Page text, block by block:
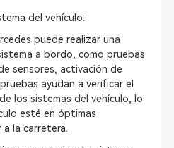
del vehículo:
puede realizar una
a bordo, como pruebas
sensores, activación de
ayudan a verificar el
los sistemas del vehículo, lo
esté en óptimas
la carretera.